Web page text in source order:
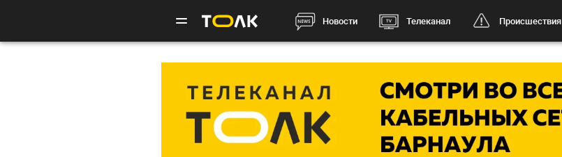
Новости Телеканал Происшествия